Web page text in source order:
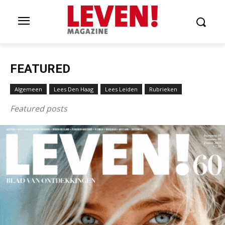
FEATURED
Algemeen Lees Den Haag Lees Leiden Rubrieken
Featured posts